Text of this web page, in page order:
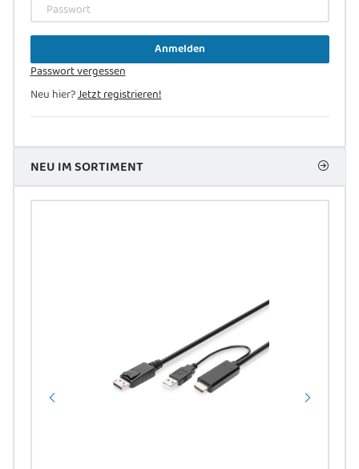
Passwort
Anmelden
Passwort vergessen
Neu hier?Jetzt registrieren!
NEU IM SORTIMENT